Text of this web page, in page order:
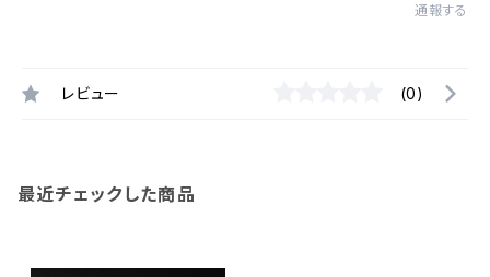
通報する
レビュー (0)
最近チェックした商品